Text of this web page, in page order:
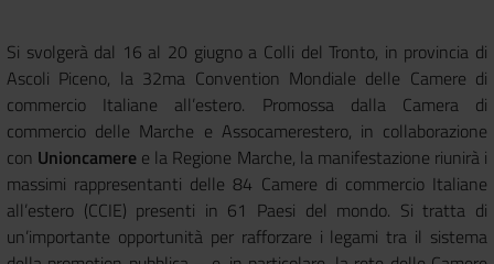
Si svolgerà dal 16 al 20 giugno a Colli del Tronto, in provincia di
Ascoli Piceno, la 32ma Convention Mondiale delle Camere di
commercio Italiane all’estero. Promossa dalla Camera di
commercio delle Marche e Assocamerestero, in collaborazione
con Unioncamere e la Regione Marche, la manifestazione riunirà i
massimi rappresentanti delle 84 Camere di commercio Italiane
all’estero (CCIE) presenti in 61 Paesi del mondo. Si tratta di
un’importante opportunità per rafforzare i legami tra il sistema